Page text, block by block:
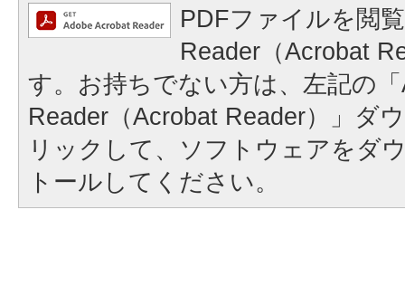
PDFファイルを閲
Reader（Acrobat
す。お持ちでない方は、左記の
Reader（Acrobat Reader）」ダ
リックして、ソフトウェアをダ
トールしてください。